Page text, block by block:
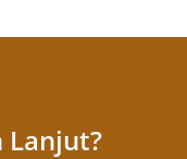
Lanjut?